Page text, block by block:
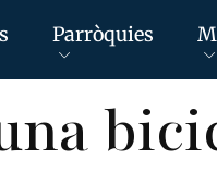
Parròquies